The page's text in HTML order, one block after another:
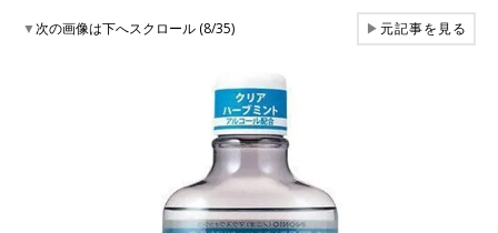
▼次の画像は下へスクロール (8/35) ▶元記事を見る